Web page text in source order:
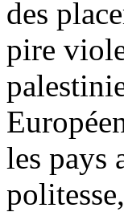
des
pire
les pays